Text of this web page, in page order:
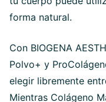
forma natural.
Con BIOGENA
Polvo+ y
elegir libremente
Mientras Colágeno